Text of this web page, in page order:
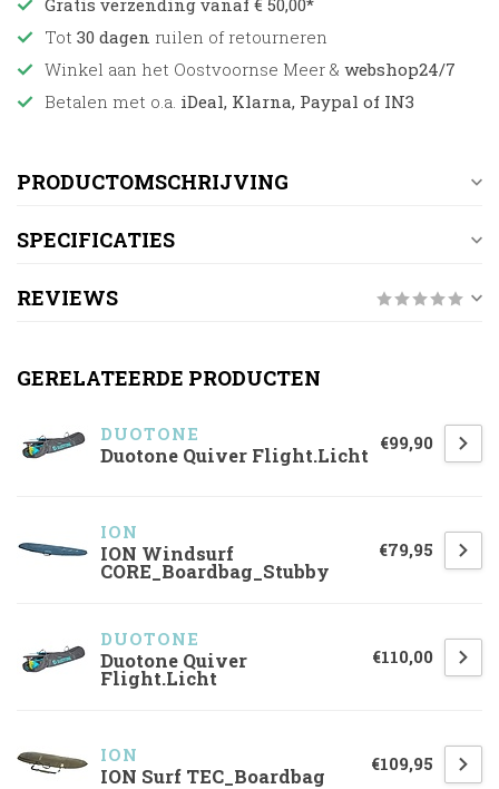
Gratis verzending vanaf € 50,00*
Tot 30 dagen ruilen of retourneren
Winkel aan het Oostvoornse Meer & webshop24/7
Betalen met o.a. iDeal, Klarna, Paypal of IN3
PRODUCTOMSCHRIJVING
SPECIFICATIES
REVIEWS
GERELATEERDE PRODUCTEN
DUOTONE
Duotone Quiver Flight.Licht
€99,90
ION
ION Windsurf
CORE_Boardbag_Stubby
€79,95
DUOTONE
Duotone Quiver
Flight.Licht
€110,00
ION
ION Surf TEC_Boardbag
€109,95